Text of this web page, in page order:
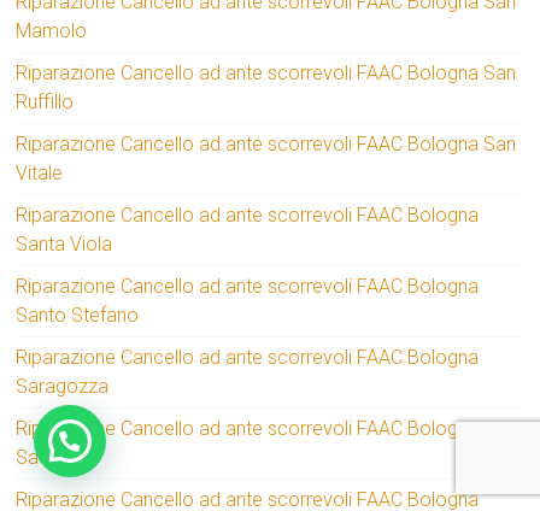
Mamolo
Riparazione Cancello ad ante scorrevoli FAAC Bologna San
Ruffillo
Riparazione Cancello ad ante scorrevoli FAAC Bologna San
Vitale
Riparazione Cancello ad ante scorrevoli FAAC Bologna
Santa Viola
Riparazione Cancello ad ante scorrevoli FAAC Bologna
Santo Stefano
Riparazione Cancello ad ante scorrevoli FAAC Bologna
Saragozza
Riparazione Cancello ad ante scorrevoli FAAC Bologna
Savena
Riparazione Cancello ad ante scorrevoli FAAC Bologna